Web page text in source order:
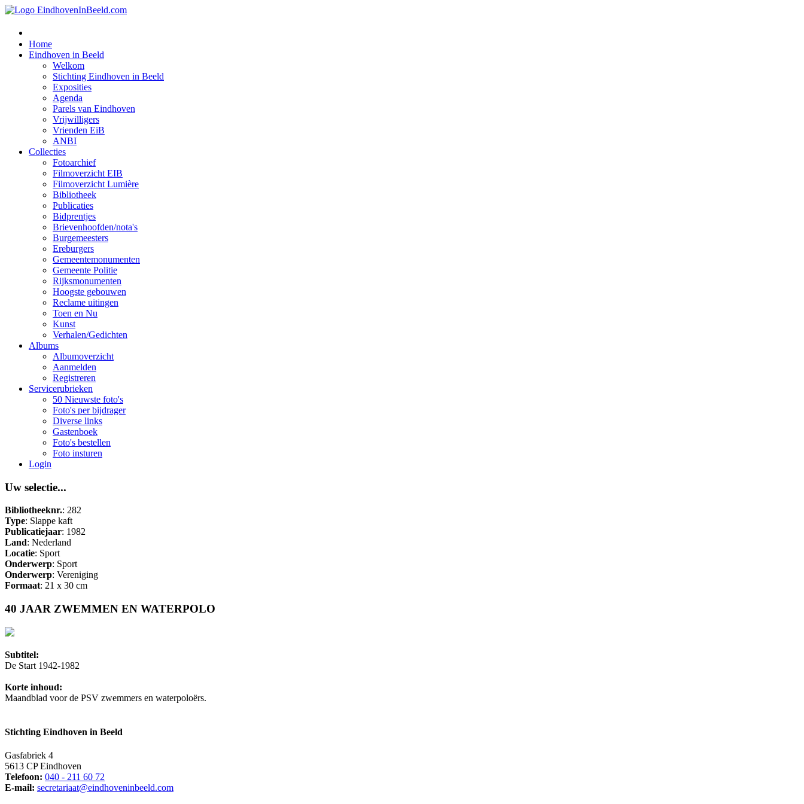
Home
Eindhoven in Beeld
Welkom
Stichting Eindhoven in Beeld
Exposities
Agenda
Parels van Eindhoven
Vrijwilligers
Vrienden EiB
ANBI
Collecties
Fotoarchief
Filmoverzicht EIB
Filmoverzicht Lumière
Bibliotheek
Publicaties
Bidprentjes
Brievenhoofden/nota's
Burgemeesters
Ereburgers
Gemeentemonumenten
Gemeente Politie
Rijksmonumenten
Hoogste gebouwen
Reclame uitingen
Toen en Nu
Kunst
Verhalen/Gedichten
Albums
Albumoverzicht
Aanmelden
Registreren
Servicerubrieken
50 Nieuwste foto's
Foto's per bijdrager
Diverse links
Gastenboek
Foto's bestellen
Foto insturen
Login
Uw selectie...
Bibliotheeknr.: 282
Type: Slappe kaft
Publicatiejaar: 1982
Land: Nederland
Locatie: Sport
Onderwerp: Sport
Onderwerp: Vereniging
Formaat: 21 x 30 cm
40 JAAR ZWEMMEN EN WATERPOLO
Subtitel:
De Start 1942-1982
Korte inhoud:
Maandblad voor de PSV zwemmers en waterpoloërs.
Stichting Eindhoven in Beeld
Gasfabriek 4
5613 CP Eindhoven
Telefoon: 040 - 211 60 72
E-mail: secretariaat@eindhoveninbeeld.com